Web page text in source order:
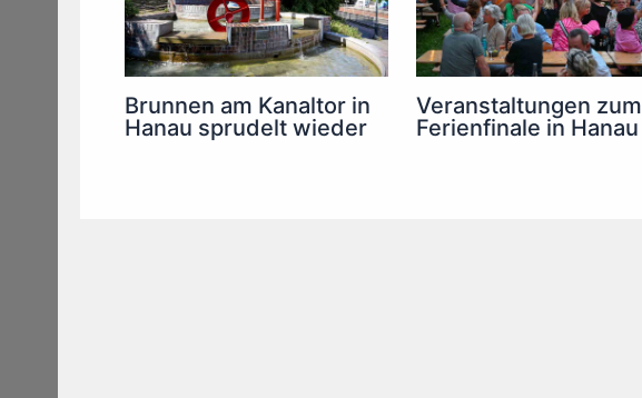
Brunnen am Kanaltor in
Hanau sprudelt wieder
Veranstaltungen zum
Ferienfinale in Hanau